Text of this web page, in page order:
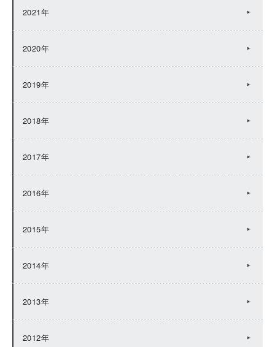
2021年
2020年
2019年
2018年
2017年
2016年
2015年
2014年
2013年
2012年